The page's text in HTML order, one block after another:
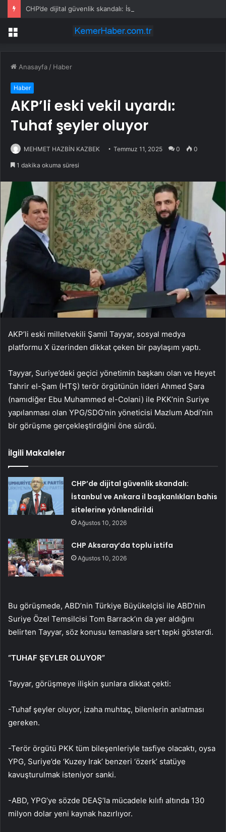
Menü
Anasayfa / Haber
Haber
AKP’li eski vekil uyardı:
Tuhaf şeyler oluyor
MEHMET HAZBİN KAZBEK Temmuz 11, 2025 0 0
1 dakika okuma süresi
AKP’li eski milletvekili Şamil Tayyar, sosyal medya
platformu X üzerinden dikkat çeken bir paylaşım yaptı.
Tayyar, Suriye’deki geçici yönetimin başkanı olan ve Heyet
Tahrir el-Şam (HTŞ) terör örgütünün lideri Ahmed Şara
(namıdiğer Ebu Muhammed el-Colani) ile PKK’nin Suriye
yapılanması olan YPG/SDG’nin yöneticisi Mazlum Abdi’nin
bir görüşme gerçekleştirdiğini öne sürdü.
İlgili Makaleler
CHP’de dijital güvenlik skandalı:
İstanbul ve Ankara il başkanlıkları bahis
sitelerine yönlendirildi
Ağustos 10, 2026
CHP Aksaray’da toplu istifa
Ağustos 10, 2026
Bu görüşmede, ABD’nin Türkiye Büyükelçisi ile ABD’nin
Suriye Özel Temsilcisi Tom Barrack’ın da yer aldığını
belirten Tayyar, söz konusu temaslara sert tepki gösterdi.
“TUHAF ŞEYLER OLUYOR”
Tayyar, görüşmeye ilişkin şunlara dikkat çekti:
-Tuhaf şeyler oluyor, izaha muhtaç, bilenlerin anlatması
gereken.
-Terör örgütü PKK tüm bileşenleriyle tasfiye olacaktı, oysa
YPG, Suriye’de ‘Kuzey Irak’ benzeri ‘özerk’ statüye
kavuşturulmak isteniyor sanki.
-ABD, YPG’ye sözde DEAŞ’la mücadele kılıfı altında 130
milyon dolar yeni kaynak hazırlıyor.